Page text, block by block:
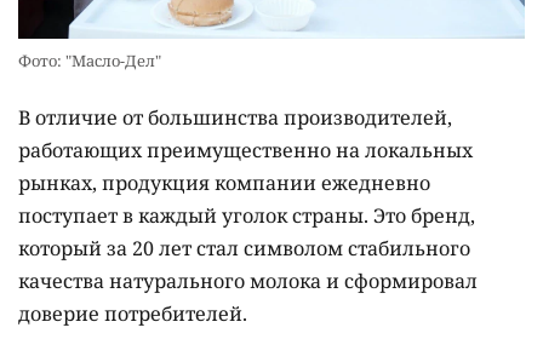
Фото: "Масло-Дел"
В отличие от большинства производителей,
работающих преимущественно на локальных
рынках, продукция компании ежедневно
поступает в каждый уголок страны. Это бренд,
который за 20 лет стал символом стабильного
качества натурального молока и сформировал
доверие потребителей.